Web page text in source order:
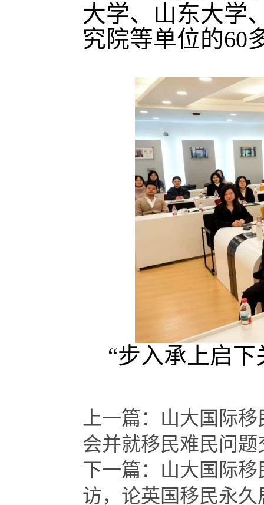
大学、山东大学
究院等单位的60
“步入承上启
上一篇： 山大国际
会并就移民难民问题
下一篇： 山大国际
访，论英国移民永